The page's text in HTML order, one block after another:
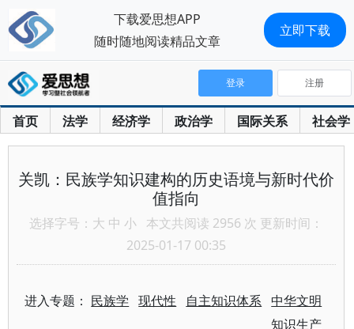
首页 法学 经济学 政治学 国际关系 社会学
登录 注册
关凯：民族学知识建构的历史语境与新时代价
值指向
选择字号： 大 中 小 本文共阅读 2956 次 更新时间：
2025-01-17 00:35
进入专题： 民族学 现代性 自主知识体系 中华文明
知识生产
下载爱思想APP
随时随地阅读精品文章
立即下载